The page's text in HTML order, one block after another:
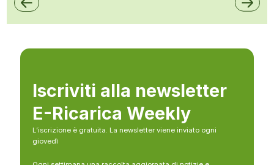
Iscriviti alla newsletter
E-Ricarica Weekly
L’iscrizione è gratuita. La newsletter viene inviato ogni
giovedì